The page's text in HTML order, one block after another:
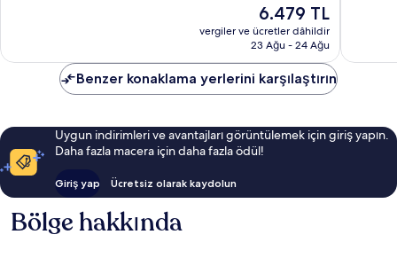
Güncel
fiyat:
6.479 TL
6.479 TL
vergiler ve ücretler dâhildir
23 Ağu - 24 Ağu
Benzer konaklama yerlerini karşılaştırın
Uygun indirimleri ve avantajları görüntülemek için giriş yapın.
Daha fazla macera için daha fazla ödül!
Giriş yap Ücretsiz olarak kaydolun
Bölge hakkında